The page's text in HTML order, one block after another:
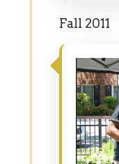
Fall 2011